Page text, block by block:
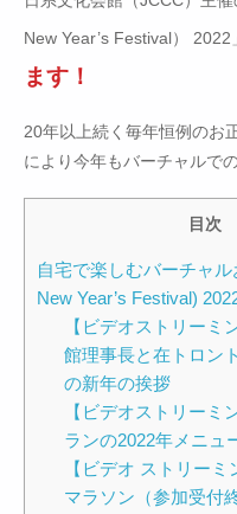
New Year’s Festival） 2022
ます！
20年以上続く毎年恒例のお
により今年もバーチャルで
目次
自宅で楽しむバーチャ
New Year’s Festival)
【ビデオストリーミ
館理事長と在トロン
の新年の挨拶
【ビデオストリーミ
ランの2022年メニュ
【ビデオ ストリー
マラソン（参加受付